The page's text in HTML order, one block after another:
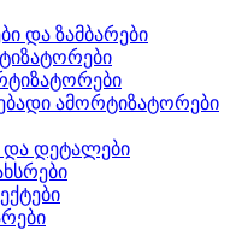
და ზამბარები
ამორტიზატორები
და დეტალები